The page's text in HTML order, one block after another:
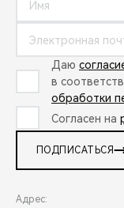
Даю
в
обработки
Согласен на
ПОДПИСАТЬСЯ
Адрес: